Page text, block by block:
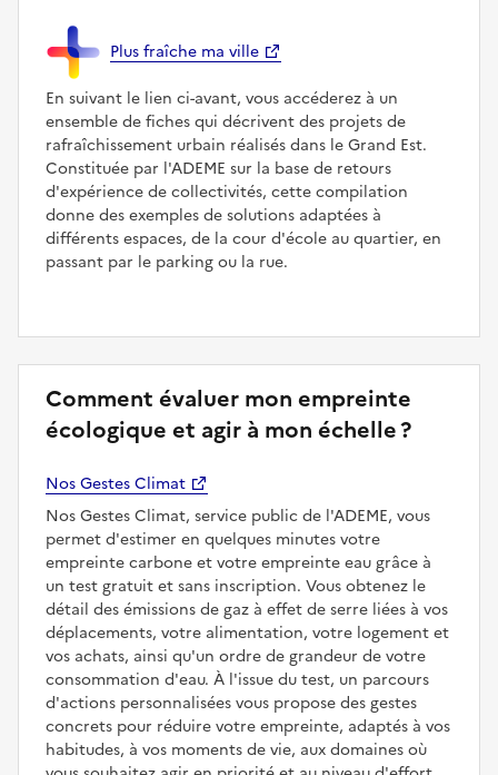
Plus fraîche ma ville
En suivant le lien ci-avant, vous accéderez à un
ensemble de fiches qui décrivent des projets de
rafraîchissement urbain réalisés dans le Grand Est.
Constituée par l'ADEME sur la base de retours
d'expérience de collectivités, cette compilation
donne des exemples de solutions adaptées à
différents espaces, de la cour d'école au quartier, en
passant par le parking ou la rue.
Comment évaluer mon empreinte
écologique et agir à mon échelle ?
Nos Gestes Climat
Nos Gestes Climat, service public de l'ADEME, vous
permet d'estimer en quelques minutes votre
empreinte carbone et votre empreinte eau grâce à
un test gratuit et sans inscription. Vous obtenez le
détail des émissions de gaz à effet de serre liées à vos
déplacements, votre alimentation, votre logement et
vos achats, ainsi qu'un ordre de grandeur de votre
consommation d'eau. À l'issue du test, un parcours
d'actions personnalisées vous propose des gestes
concrets pour réduire votre empreinte, adaptés à vos
habitudes, à vos moments de vie, aux domaines où